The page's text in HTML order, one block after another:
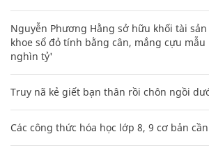
Nguyễn Phương Hằng sở hữu khối tài
khoe sổ đỏ tính bằng cân, mắng cựu
nghìn tỷ'
Truy nã kẻ giết bạn thân rồi chôn ngồi
Các công thức hóa học lớp 8, 9 cơ bản